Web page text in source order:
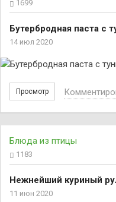
1699
Бутербродная паста с
14 июл 2020
Просмотр
Блюда из птицы
1183
Нежнейший куриный
11 июн 2020